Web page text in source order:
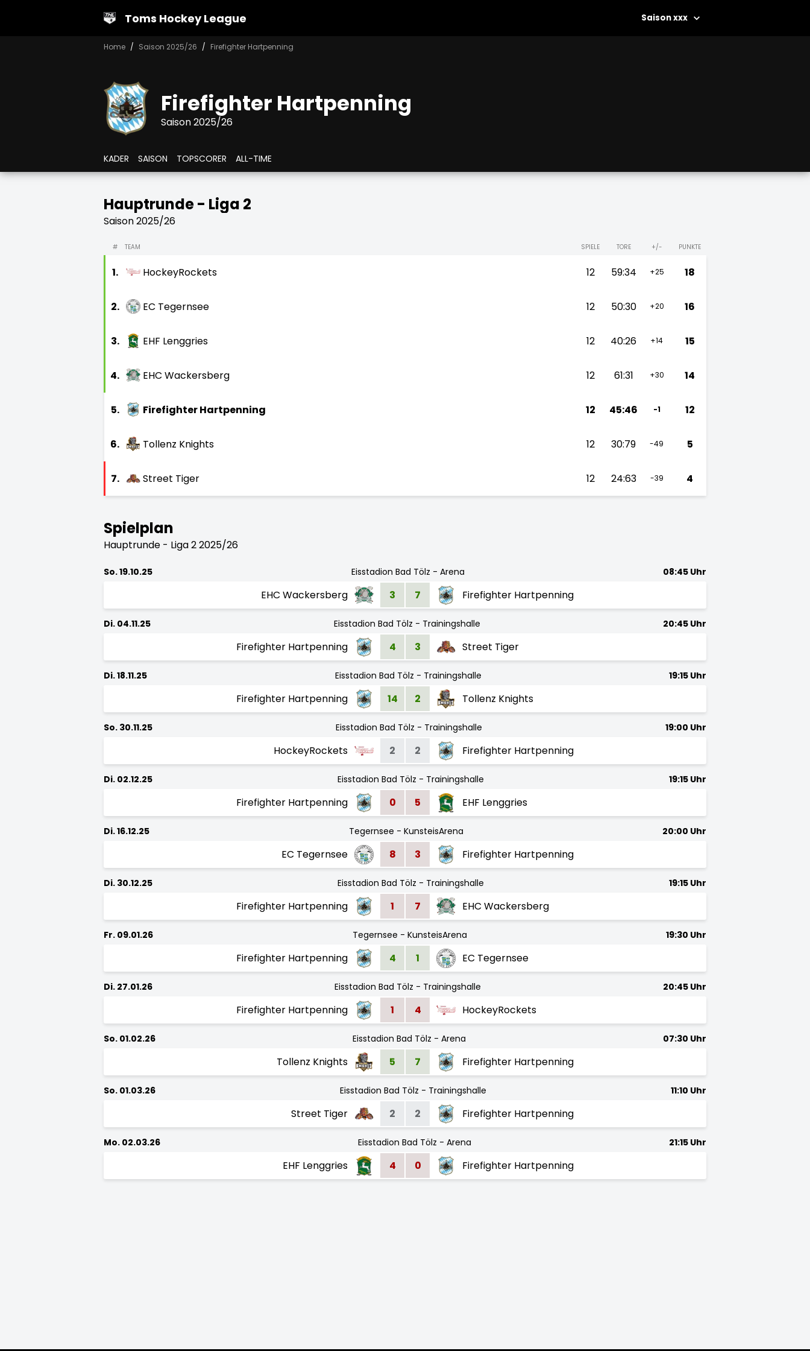
Toms Hockey League xxx
Home Saison 2025/26 Firefighter Hartpenning
Firefighter Hartpenning
Saison 2025/26
KADER SAISON TOPSCORER ALL-TIME
Hauptrunde - Liga 2
Saison 2025/26
# TEAM SPIELE TORE +/- PUNKTE
1. HockeyRockets 12 59:34 +25 18
2. EC Tegernsee 12 50:30 +20 16
3. EHF Lenggries 12 40:26 +14 15
4. EHC Wackersberg 12 61:31 +30 14
5. Firefighter Hartpenning 12 45:46 -1 12
6. Tollenz Knights 12 30:79 -49 5
7. Street Tiger 12 24:63 -39 4
Spielplan
Hauptrunde - Liga 2 2025/26
So. 19.10.25 Eisstadion Bad Tölz - Arena 08:45 Uhr
EHC Wackersberg 3 7 Firefighter Hartpenning
Di. 04.11.25 Eisstadion Bad Tölz - Trainingshalle 20:45 Uhr
Firefighter Hartpenning 4 3 Street Tiger
Di. 18.11.25 Eisstadion Bad Tölz - Trainingshalle 19:15 Uhr
Firefighter Hartpenning 14 2 Tollenz Knights
So. 30.11.25 Eisstadion Bad Tölz - Trainingshalle 19:00 Uhr
HockeyRockets 2 2 Firefighter Hartpenning
Di. 02.12.25 Eisstadion Bad Tölz - Trainingshalle 19:15 Uhr
Firefighter Hartpenning 0 5 EHF Lenggries
Di. 16.12.25 Tegernsee - KunsteisArena 20:00 Uhr
EC Tegernsee 8 3 Firefighter Hartpenning
Di. 30.12.25 Eisstadion Bad Tölz - Trainingshalle 19:15 Uhr
Firefighter Hartpenning 1 7 EHC Wackersberg
Fr. 09.01.26 Tegernsee - KunsteisArena 19:30 Uhr
Firefighter Hartpenning 4 1 EC Tegernsee
Di. 27.01.26 Eisstadion Bad Tölz - Trainingshalle 20:45 Uhr
Firefighter Hartpenning 1 4 HockeyRockets
So. 01.02.26 Eisstadion Bad Tölz - Arena 07:30 Uhr
Tollenz Knights 5 7 Firefighter Hartpenning
So. 01.03.26 Eisstadion Bad Tölz - Trainingshalle 11:10 Uhr
Street Tiger 2 2 Firefighter Hartpenning
Mo. 02.03.26 Eisstadion Bad Tölz - Arena 21:15 Uhr
EHF Lenggries 4 0 Firefighter Hartpenning